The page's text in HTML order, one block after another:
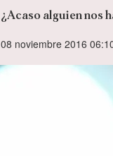
¿Acaso alguien nos
08 noviembre 2016